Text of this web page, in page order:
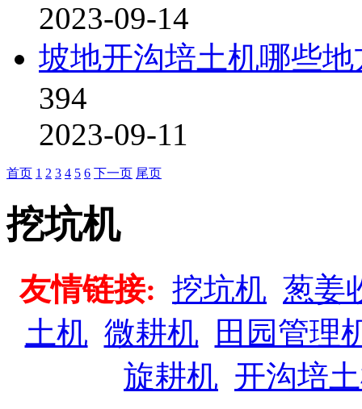
2023-09-14
坡地开沟培土机哪些
394
2023-09-11
首页 1 2 3 4 5 6 下一页 尾页
挖坑机
友情链接: 挖坑机 葱姜
土机 微耕机
田园管理
旋耕机 开沟培